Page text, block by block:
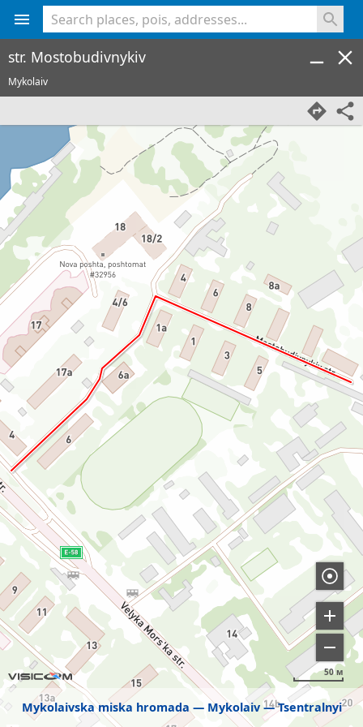
Mykolaivska miska hromada Mykolaiv Tsentralnyi
50 м
str. Mostobudivnykiv
Mykolaiv
<% console.log(hcard) %>